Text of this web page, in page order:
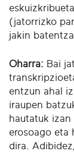
(jatorrizko
jakin
Oharra: Bai
entzun ahal
iraupen
hautatuk
erosoago eta
dira.